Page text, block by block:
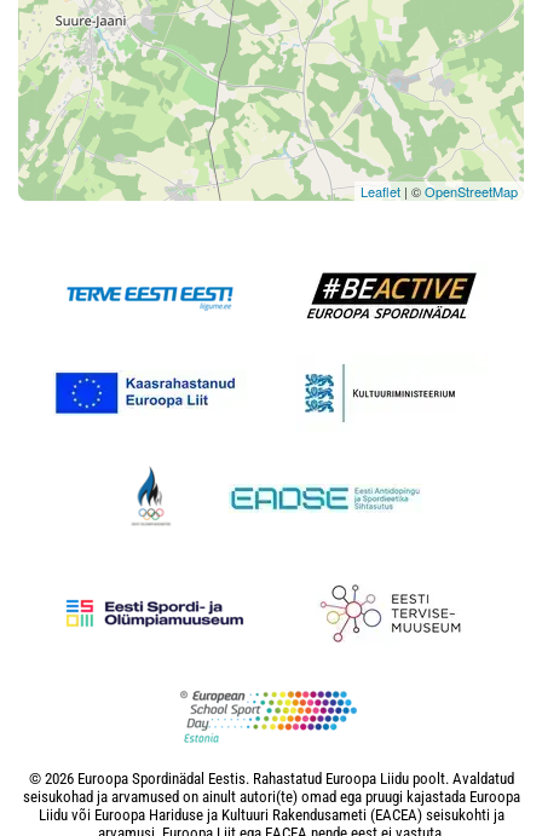
Leaflet | ©OpenStreetMap
© 2026 Euroopa Spordinädal Eestis. Rahastatud Euroopa Liidu poolt. Avaldatud
seisukohad ja arvamused on ainult autori(te) omad ega pruugi kajastada Euroopa
Liidu või Euroopa Hariduse ja Kultuuri Rakendusameti (EACEA) seisukohti ja